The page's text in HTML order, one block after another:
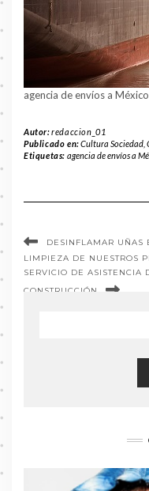
agencia de envíos a México
Autor:redaccion_01
Publicado en:Cultura Sociedad ,
Etiquetas: agencia de envíos a
DESINFLAMAR UÑAS
LIMPIEZA DE NUESTROS
SERVICIO DE ASISTENCIA
CONSTRUCCIÓN